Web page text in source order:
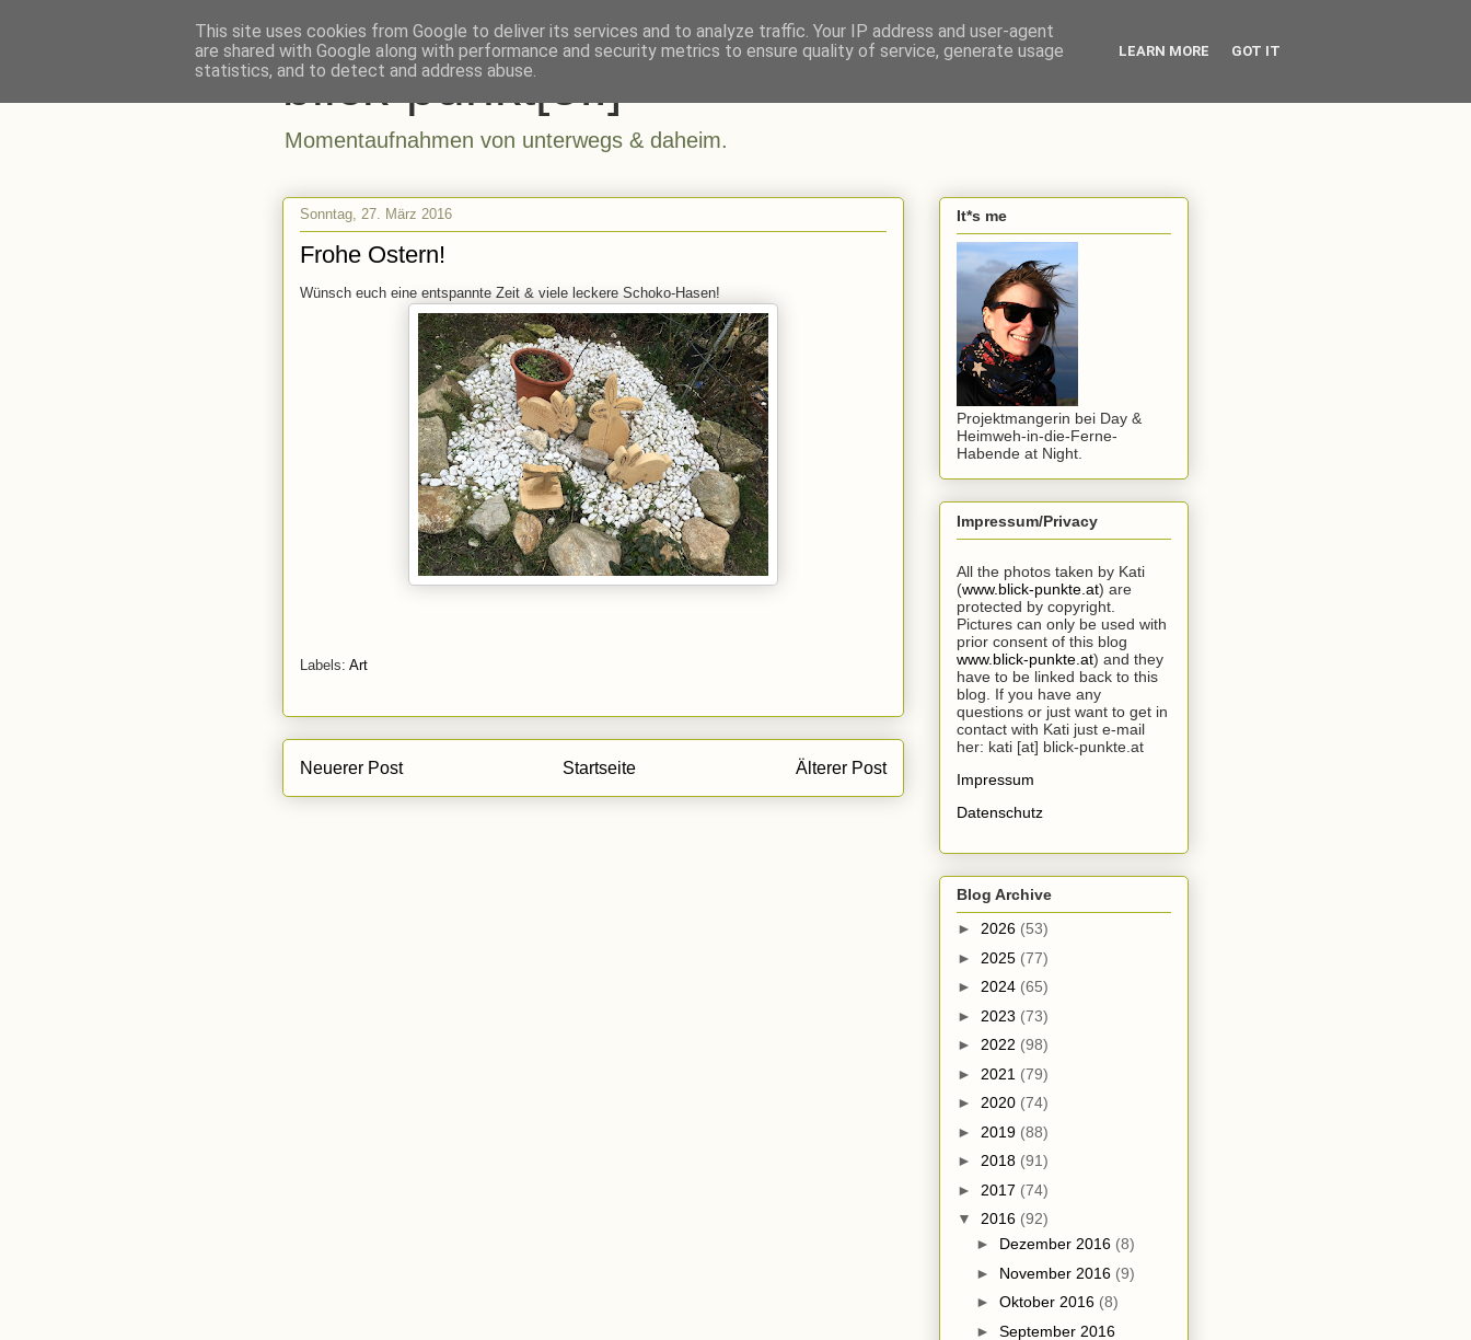
blick-punkt[e..]
Momentaufnahmen von unterwegs & daheim.
Sonntag, 27. März 2016
Frohe Ostern!
Wünsch euch eine entspannte Zeit & viele leckere Schoko-Hasen!
Labels: Art
Neuerer Post Älterer Post
Startseite
It*s me
Projektmangerin bei Day &
Heimweh-in-die-Ferne-
Habende at Night.
Impressum/Privacy
All the photos taken by Kati
(www.blick-punkte.at) are
protected by copyright.
Pictures can only be used with
prior consent of this blog
www.blick-punkte.at) and they
have to be linked back to this
blog. If you have any
questions or just want to get in
contact with Kati just e-mail
her: kati [at] blick-punkte.at
Impressum
Datenschutz
Blog Archive
► 2026 (53)
► 2025 (77)
► 2024 (65)
► 2023 (73)
► 2022 (98)
► 2021 (79)
► 2020 (74)
► 2019 (88)
► 2018 (91)
► 2017 (74)
▼ 2016 (92)
► Dezember 2016 (8)
► November 2016 (9)
► Oktober 2016 (8)
► September 2016
This site uses cookies from Google to deliver its services and to analyze traffic. Your IP address and user-agent
are shared with Google along with performance and security metrics to ensure quality of service, generate usage
statistics, and to detect and address abuse.
LEARN MORE GOT IT